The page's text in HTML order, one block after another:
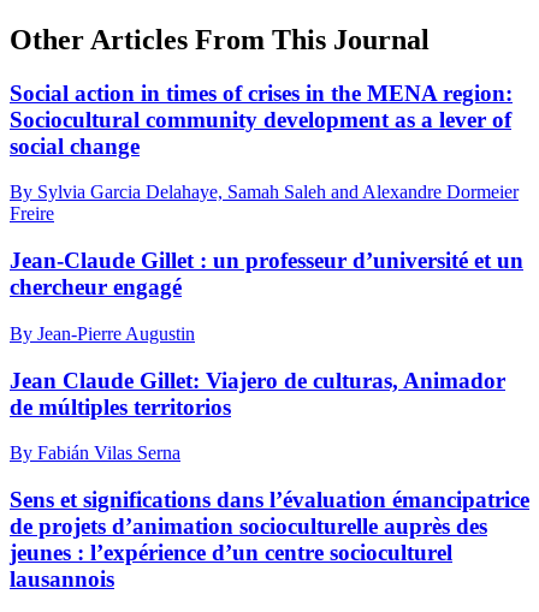
Other Articles From This Journal
Social action in times of crises in the MENA region:
Sociocultural community development as a lever of
social change
By Sylvia Garcia Delahaye, Samah Saleh and Alexandre Dormeier
Freire
Jean-Claude Gillet : un professeur d’université et un
chercheur engagé
By Jean-Pierre Augustin
Jean Claude Gillet: Viajero de culturas, Animador
de múltiples territorios
By Fabián Vilas Serna
Sens et significations dans l’évaluation émancipatrice
de projets d’animation socioculturelle auprès des
jeunes : l’expérience d’un centre socioculturel
lausannois